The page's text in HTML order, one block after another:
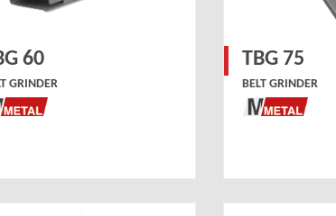
60
GRINDER
TBG 75
BELT GRINDER